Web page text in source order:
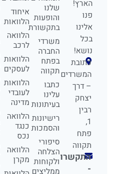
הארץ!
פנו
אלינו
בכל
נושא!
כתובת
המשרדים
– דרך
יצחק
רבין
1,
פתח
תקווה
התקשרו
-
שלנו
והופעות
בתקשורת
משרדי
החברה
בפתח
תקווה
כתבו
עלינו
בעיתונות
רישיונות
והסמכות
סיפורי
הצלחה
ולקוחות
ממליצים
איחוד
הלוואות
הלוואה
לרכב
הלוואות
לעסקים
הלוואות
לעובדי
מדינה
הלוואה
כנגד
נכס
הלוואה
מקרן